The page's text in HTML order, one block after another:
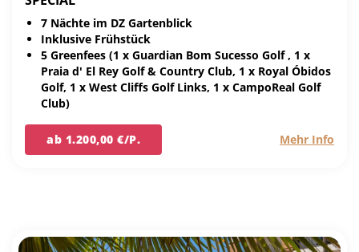
7 Nächte im DZ Gartenblick
Inklusive Frühstück
5 Greenfees (1 x Guardian Bom Sucesso Golf , 1 x
Praia d' El Rey Golf & Country Club, 1 x Royal Óbidos
Golf, 1 x West Cliffs Golf Links, 1 x CampoReal Golf
Club)
ab 1.200,00 €/P. Mehr Info